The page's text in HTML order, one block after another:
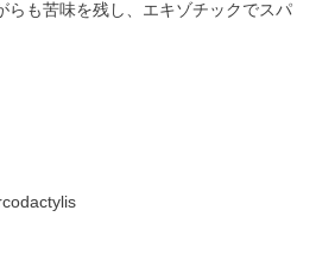
らも苦味を残し、エキゾチックでスパ